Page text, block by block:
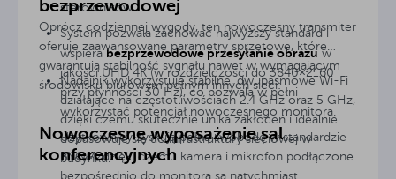
sterowników.
System pozwala zachować najwyższy standard i
wspierabezprzewodowe przesyłanie obrazu w
jakości UHD 4K (w rozdzielczości do 3840×2160
przy płynności 30 Hz), co pozwala w pełni
wykorzystać potencjał nowoczesnego monitora.
Użytkownicy zyskują pełną swobodę w standardzie
BYOM, dzięki czemu kamera i mikrofon podłączone
bezpośrednio do monitora są natychmiast
bezprzewodowej
Oprócz codziennej wygody, ten nowoczesny transmiter
oferuje zaawansowane parametry sprzętowe, które
gwarantują stabilność sygnału nawet w wymagającym
środowisku biurowym pełnym innych sieci:
Nadajnik wykorzystuje stabilne, dwupasmowe Wi-Fi
działające na częstotliwościach 2.4 GHz oraz 5 GHz,
dzięki czemu skutecznie unika zakłóceń i idealnie
dopasowuje się do infrastruktury sieciowej w
budynku.
Nowoczesne wyposażenie sal
konferencyjnych